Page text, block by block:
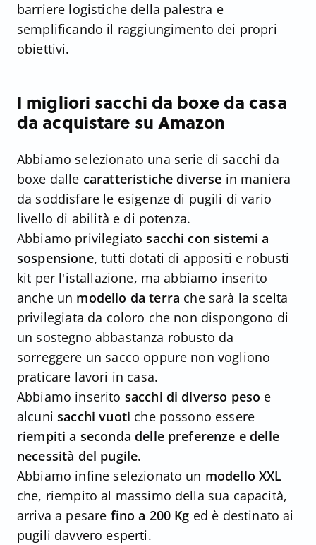
barriere logistiche della palestra e
semplificando il raggiungimento dei propri
obiettivi.
I migliori sacchi da boxe da casa
da acquistare su Amazon
Abbiamo selezionato una serie di sacchi da
boxe dalle caratteristiche diverse in maniera
da soddisfare le esigenze di pugili di vario
livello di abilità e di potenza.
Abbiamo privilegiatosacchi con sistemi a
sospensione,tutti dotati di appositi e robusti
kit per l'istallazione, ma abbiamo inserito
anche un modello da terra che sarà la scelta
privilegiata da coloro che non dispongono di
un sostegno abbastanza robusto da
sorreggere un sacco oppure non vogliono
praticare lavori in casa.
Abbiamo inserito sacchi di diverso peso e
alcunisacchi vuoti che possono essere
riempiti a seconda delle preferenze e delle
necessità del pugile.
Abbiamo infine selezionato un modello XXL
che, riempito al massimo della sua capacità,
arriva a pesare fino a 200 Kg ed è destinato ai
pugili davvero esperti.